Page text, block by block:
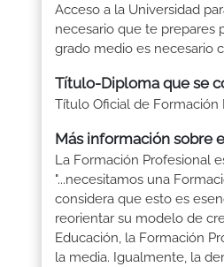
Acceso a la Universidad
necesario que te prepares
grado medio es necesario
Título-Diploma que se
Título Oficial de Formación
Más información sobre
La Formación Profesional
"...necesitamos una
considera que esto es
reorientar su modelo de
Educación, la Formación
la media. Igualmente, la